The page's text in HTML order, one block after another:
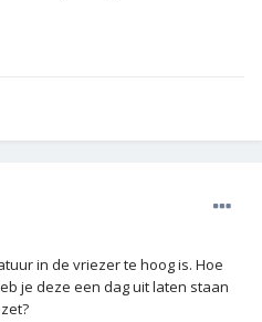
in de vriezer te hoog is. Hoe
je deze een dag uit laten staan